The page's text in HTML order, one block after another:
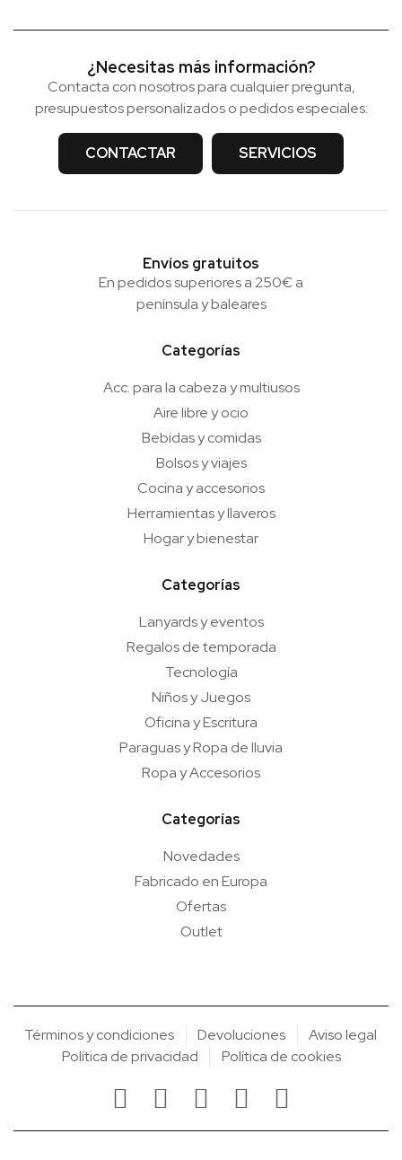
¿Necesitas más información?
Contacta con nosotros para cualquier pregunta,
presupuestos personalizados o pedidos especiales:
CONTACTAR SERVICIOS
Envíos gratuitos
En pedidos superiores a 250€ a
península y baleares
Categorías
Acc. para la cabeza y multiusos
Aire libre y ocio
Bebidas y comidas
Bolsos y viajes
Cocina y accesorios
Herramientas y llaveros
Hogar y bienestar
Categorías
Lanyards y eventos
Regalos de temporada
Tecnología
Niños y Juegos
Oficina y Escritura
Paraguas y Ropa de lluvia
Ropa y Accesorios
Categorías
Novedades
Fabricado en Europa
Ofertas
Outlet
Términos y condiciones Devoluciones
Aviso legal
Política de privacidad
Política de cookies